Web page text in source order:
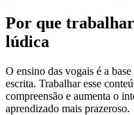
Por que
lúdica
O ensino das vogais é a
escrita. Trabalhar esse
compreensão e aumenta o
aprendizado mais prazeroso.